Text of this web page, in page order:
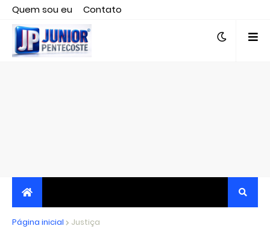
Quem sou eu
Contato
Editor responsável, jornalista Clovis Almeida.
JORNALISMO INDEPENDENTE, TRANSPARENTE E
Página inicial Justiça